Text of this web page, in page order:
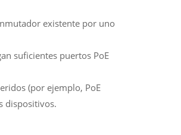
existente por uno
suficientes puertos PoE
(por ejemplo, PoE
dispositivos.